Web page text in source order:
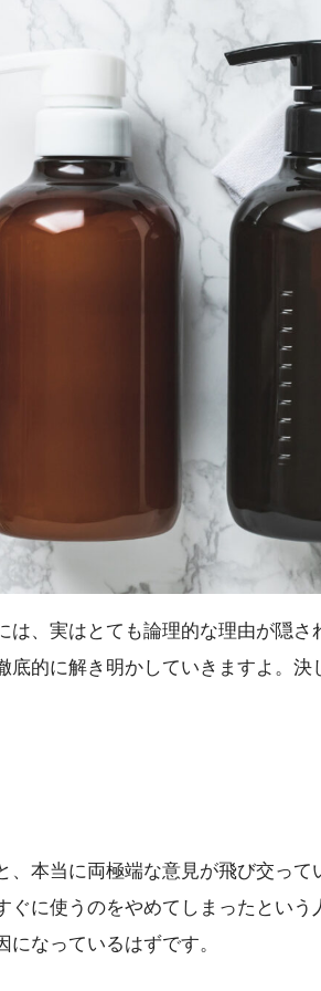
、実はとても論理的な理由が隠
底的に解き明かしていきますよ。
本当に両極端な意見が飛び交っ
ぐに使うのをやめてしまったとい
なっているはずです。